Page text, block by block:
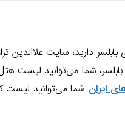
دارید، سایت
شما می‌توانید لیست
ایران شما می‌توانید لیست